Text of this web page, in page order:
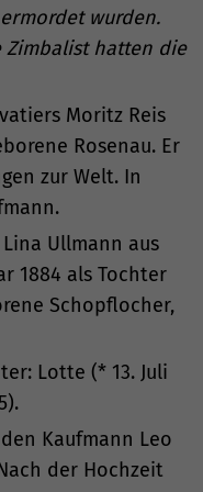
wurden.
Zimbalist hatten die
Moritz Reis
Rosenau. Er
zur Welt. In
Ullmann aus
1884 als Tochter
Schopflocher,
Lotte (* 13. Juli
Kaufmann Leo
der Hochzeit